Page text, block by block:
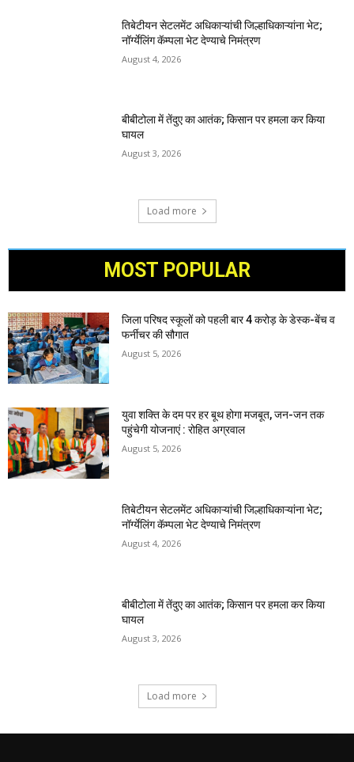
तिबेटीयन सेटलमेंट अधिकाऱ्यांची जिल्हाधिकाऱ्यांना भेट;
नॉर्ग्येलिंग कॅम्पला भेट देण्याचे निमंत्रण
August 4, 2026
बीबीटोला में तेंदुए का आतंक; किसान पर हमला कर किया
घायल
August 3, 2026
Load more
MOST POPULAR
जिला परिषद स्कूलों को पहली बार 4 करोड़ के डेस्क-बेंच व
फर्नीचर की सौगात
August 5, 2026
युवा शक्ति के दम पर हर बूथ होगा मजबूत, जन-जन तक
पहुंचेगी योजनाएं : रोहित अग्रवाल
August 5, 2026
तिबेटीयन सेटलमेंट अधिकाऱ्यांची जिल्हाधिकाऱ्यांना भेट;
नॉर्ग्येलिंग कॅम्पला भेट देण्याचे निमंत्रण
August 4, 2026
बीबीटोला में तेंदुए का आतंक; किसान पर हमला कर किया
घायल
August 3, 2026
Load more